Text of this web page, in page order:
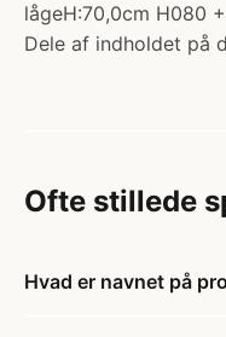
lågeH:70,0cm H080
Dele af indholdet på
Ofte stillede
Hvad er navnet på